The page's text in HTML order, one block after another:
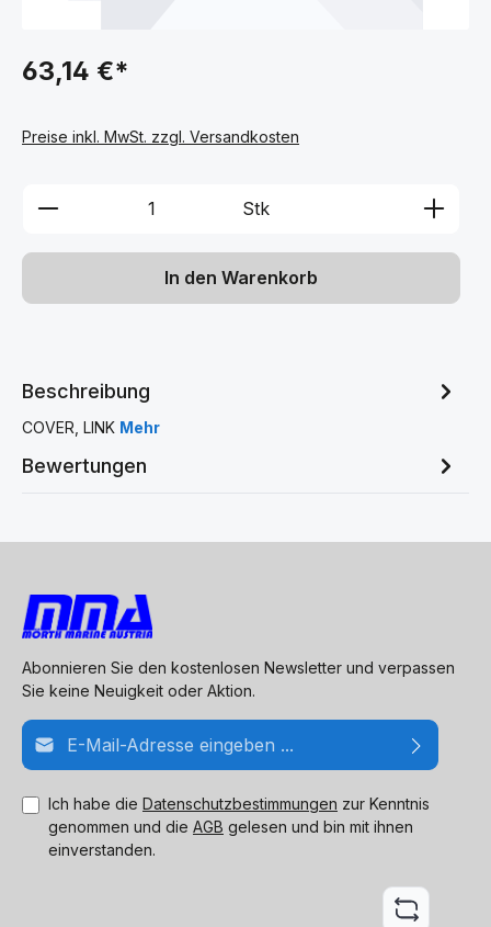
63,14 €*
Preise inkl. MwSt. zzgl. Versandkosten
Produkt Anzahl: Gib den
Stk
In den Warenkorb
Beschreibung
COVER, LINK Mehr
Bewertungen
Abonnieren Sie den kostenlosen Newsletter und verpassen
Sie keine Neuigkeit oder Aktion.
E-Mail-Adresse*
Ich habe die Datenschutzbestimmungen zur Kenntnis
genommen und die AGB gelesen und bin mit ihnen
einverstanden.